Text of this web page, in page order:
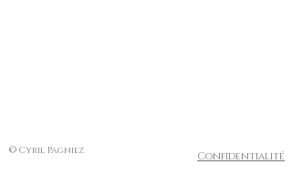
© Cyril Pagniez Confidentialité